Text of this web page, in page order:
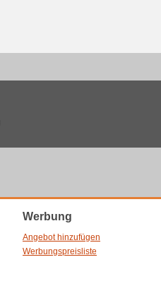
Werbung
Angebot hinzufügen
Werbungspreisliste